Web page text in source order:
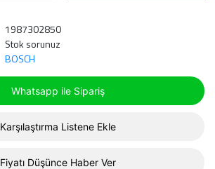
1987302850
Stok sorunuz
BOSCH
Whatsapp ile Sipariş
Karşılaştırma Listene Ekle
Fiyatı Düşünce Haber Ver